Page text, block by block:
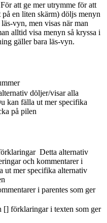
För att ge mer utrymme för att
en liten skärm) döljs menyn
vyn, men visas när man
alltid visa menyn så kryssa i
gäller bara läs-vyn.
döljer/visar alla
kan fälla ut mer specifika
på pilen
Detta alternativ
och kommentarer i
ut mer specifika alternativ
i parentes som ger
[] förklaringar i texten som ger